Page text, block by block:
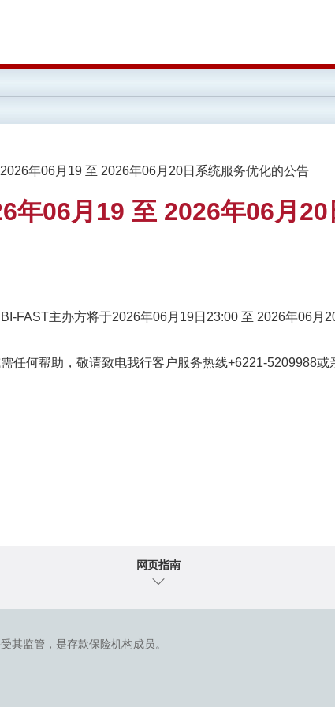
年06月19 至 2026年06月20日系统服务优化的公告
年06月19 至 2026年06月20
FAST主办方将于2026年06月19日23:00 至 2026年06月
任何帮助，敬请致电我行客户服务热线+6221-5209988或
网页指南
其监管，是存款保险机构成员。